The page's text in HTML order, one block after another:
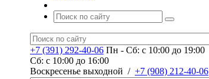
+7 (391) 292-40-06 Пн - Сб: c 10:00 до 19:00
Сб: c 10:00 до 16:00
​Воскресенье выходной / +7 (908) 212-40-06